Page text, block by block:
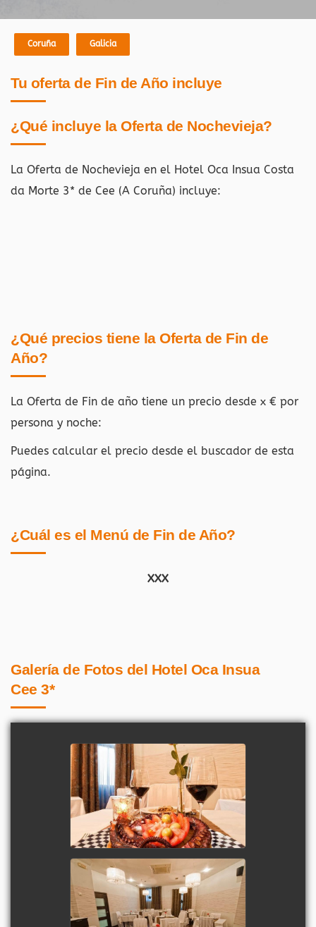
Coruña Galicia
Tu oferta de Fin de Año incluye
¿Qué incluye la Oferta de Nochevieja?
La Oferta de Nochevieja en el Hotel Oca Insua Costa
da Morte 3* de Cee (A Coruña) incluye:
¿Qué precios tiene la Oferta de Fin de
Año?
La Oferta de Fin de año tiene un precio desde x € por
persona y noche:
Puedes calcular el precio desde el buscador de esta
página.
¿Cuál es el Menú de Fin de Año?
XXX
Galería de Fotos del Hotel Oca Insua
Cee 3*